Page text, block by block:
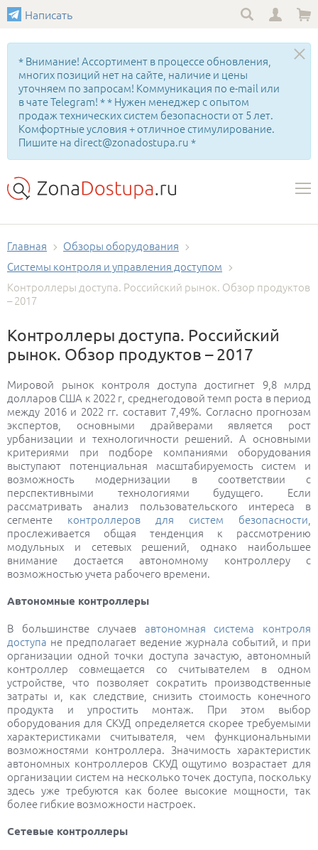
Написать
* Внимание! Ассортимент в процессе обновления,
многих позиций нет на сайте, наличие и цены
уточняем по запросам! Коммуникация по e-mail или
в чате Telegram! * * Нужен менеджер с опытом
продаж технических систем безопасности от 5 лет.
Комфортные условия + отличное стимулирование.
Пишите на direct@zonadostupa.ru *
Главная
Обзоры оборудования
Системы контроля и управления доступом
Контроллеры доступа. Российский рынок. Обзор продуктов
– 2017
Контроллеры доступа. Российский
рынок. Обзор продуктов – 2017
Мировой рынок контроля доступа достигнет 9,8 млрд
долларов США к 2022 г, среднегодовой темп роста в период
между 2016 и 2022 гг. составит 7,49%. Согласно прогнозам
экспертов, основными драйверами является рост
урбанизации и технологичности решений. А основными
критериями при подборе компаниями оборудования
выступают потенциальная масштабируемость систем и
возможность модернизации в соответствии с
перспективными технологиями будущего. Если
рассматривать анализ пользовательского интереса в
сегменте контроллеров для систем безопасности
прослеживается общая тенденция к рассмотрению
модульных и сетевых решений, однако наибольшее
внимание достается автономному контроллеру с
возможностью учета рабочего времени.
Автономные контроллеры
В большинстве случаев автономная система контроля
доступа не предполагает ведение журнала событий, и при
организации одной точки доступа зачастую, автономный
контроллер совмещается со считывателем в одном
устройстве, что позволяет сократить производственные
затраты и, как следствие, снизить стоимость конечного
продукта и упростить монтаж. При этом выбор
оборудования для СКУД определяется скорее требуемыми
характеристиками считывателя, чем функциональными
возможностями контроллера. Значимость характеристик
автономных контроллеров СКУД ощутимо возрастает для
организации систем на несколько точек доступа, поскольку
здесь уже требуются как более высокие мощности, так
более гибкие возможности настроек.
Сетевые контроллеры